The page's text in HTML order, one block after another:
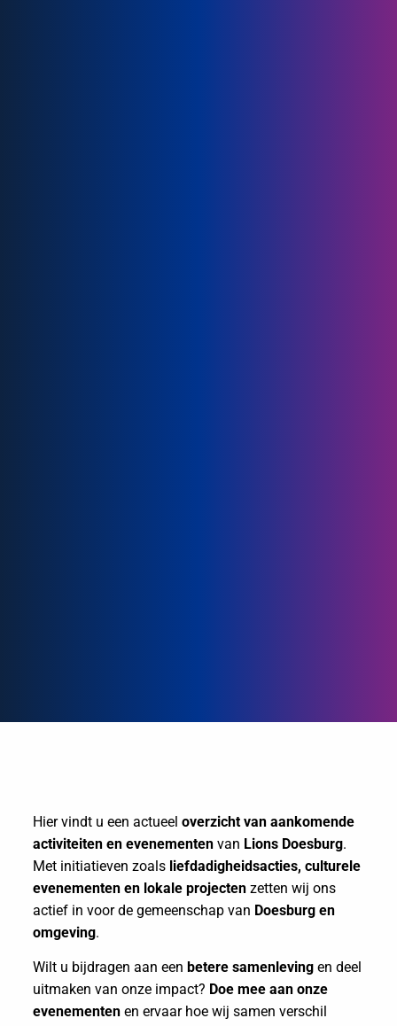
Hier vindt u een actueel overzicht van aankomende
activiteiten en evenementen van Lions Doesburg.
Met initiatieven zoals liefdadigheidsacties, culturele
evenementen en lokale projecten zetten wij ons
actief in voor de gemeenschap van Doesburg en
omgeving.
Wilt u bijdragen aan een betere samenleving en deel
uitmaken van onze impact? Doe mee aan onze
evenementen en ervaar hoe wij samen verschil